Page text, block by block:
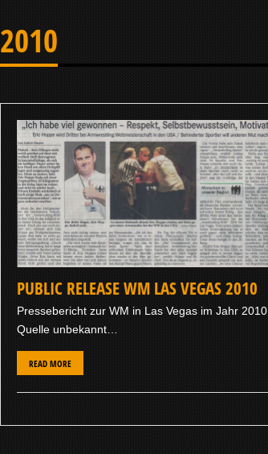
2010
PUBLIC RELEASE WM LAS VEGAS 2010
Pressebericht zur WM in Las Vegas im Jahr 2010.
Quelle unbekannt…
READ MORE